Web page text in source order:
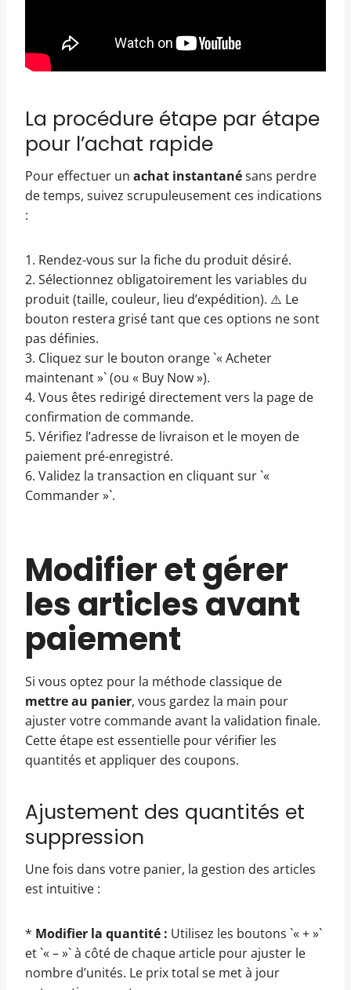
La procédure étape par étape
pour l’achat rapide
Pour effectuer un achat instantanésans perdre
de temps, suivez scrupuleusement ces indications
:
1. Rendez-vous sur la fiche du produit désiré.
2. Sélectionnez obligatoirement les variables du
produit (taille, couleur, lieu d’expédition). ⚠️ Le
bouton restera grisé tant que ces options ne sont
pas définies.
3. Cliquez sur le bouton orange `« Acheter
maintenant »` (ou « Buy Now »).
4. Vous êtes redirigé directement vers la page de
confirmation de commande.
5. Vérifiez l’adresse de livraison et le moyen de
paiement pré-enregistré.
6. Validez la transaction en cliquant sur `«
Commander »`.
Modifier et gérer
les articles avant
paiement
Si vous optez pour la méthode classique de
mettre au panier, vous gardez la main pour
ajuster votre commande avant la validation finale.
Cette étape est essentielle pour vérifier les
quantités et appliquer des coupons.
Ajustement des quantités et
suppression
Une fois dans votre panier, la gestion des articles
est intuitive :
* Modifier la quantité : Utilisez les boutons `« + »`
et `« – »` à côté de chaque article pour ajuster le
nombre d’unités. Le prix total se met à jour